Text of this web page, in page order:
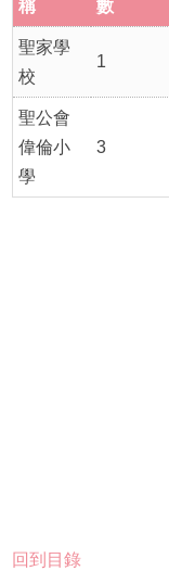
稱
數
聖家學
校
1
聖公會
偉倫小
學
3
回到目錄